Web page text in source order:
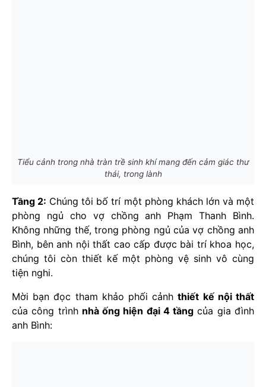
Tiểu cảnh trong nhà tràn trề sinh khí mang đến cảm giác thư
thái, trong lành
Tầng 2: Chúng tôi bố trí một phòng khách lớn và một
phòng ngủ cho vợ chồng anh Phạm Thanh Bình.
Không những thế, trong phòng ngủ của vợ chồng anh
Bình, bên anh nội thất cao cấp được bài trí khoa học,
chúng tôi còn thiết kế một phòng vệ sinh vô cùng
tiện nghi.
Mời bạn đọc tham khảo phối cảnhthiết kế nội thất
của công trình nhà ống hiện đại 4 tầng của gia đình
anh Bình: